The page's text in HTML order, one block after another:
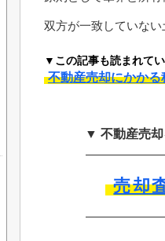
双方が一致していない
▼この記事も読まれて
不動産売却にかか
▼ 不動産売
売却